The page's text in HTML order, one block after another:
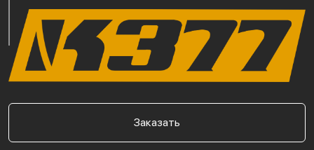
Заказать